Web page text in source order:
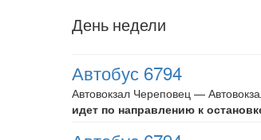
День недели
Автобус 6794
Автовокзал Череповец —
идет по направлению к